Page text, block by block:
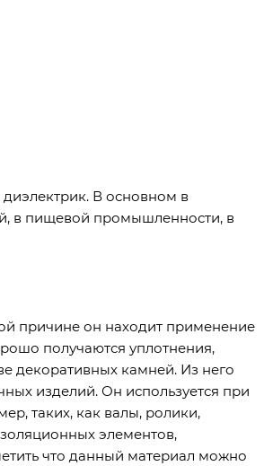
В основном в
в пищевой промышленности, в
причине он находит применение
получаются уплотнения,
декоративных камней. Из него
изделий. Он используется при
таких, как валы, ролики,
элементов,
что данный материал можно